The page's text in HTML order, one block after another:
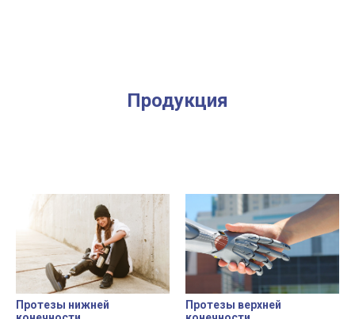
Продукция
Протезы нижней
Протезы верхней